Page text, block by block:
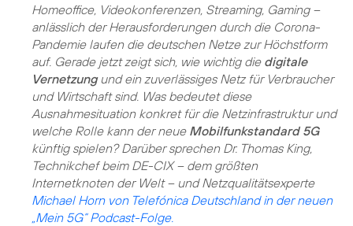
Homeoffice, Videokonferenzen, Streaming, Gaming –
anlässlich der Herausforderungen durch die Corona-
Pandemie laufen die deutschen Netze zur Höchstform
auf. Gerade jetzt zeigt sich, wie wichtig die digitale
Vernetzungund ein zuverlässiges Netz für Verbraucher
und Wirtschaft sind. Was bedeutet diese
Ausnahmesituation konkret für die Netzinfrastruktur und
welche Rolle kann der neue Mobilfunkstandard 5G
künftig spielen? Darüber sprechen Dr. Thomas King,
Technikchef beim DE-CIX – dem größten
Internetknoten der Welt – und Netzqualitätsexperte
Michael Horn von Telefónica Deutschland in der neuen
„Mein 5G“ Podcast-Folge.